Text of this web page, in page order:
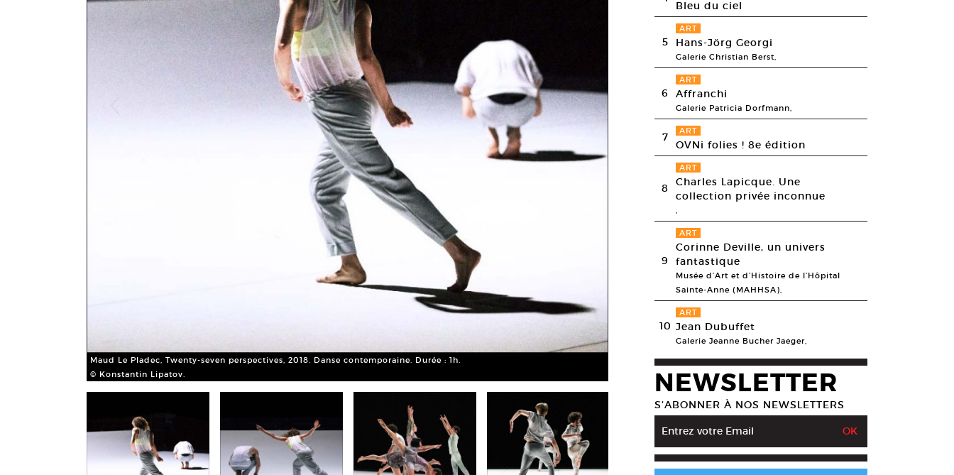
Maud Le Pladec, Twenty-seven perspectives, 2018. Danse contemporaine. Durée : 1h.
© Konstantin Lipatov.
Maud Le Pladec, Twenty-seven perspectives, 2018. Danse contemporaine.
© Konstantin Lipatov.
Bleu du ciel
5
ART
Hans-Jörg Georgi
Galerie Christian Berst,
6
ART
Affranchi
Galerie Patricia Dorfmann,
7 ART
OVNi folies ! 8e édition
8
ART
Charles Lapicque. Une
collection privée inconnue
,
9
ART
Corinne Deville, un univers
fantastique
Musée d’Art et d’Histoire de l’Hôpital
Sainte-Anne (MAHHSA),
10
ART
Jean Dubuffet
Galerie Jeanne Bucher Jaeger,
NEWSLETTER
S’ABONNER À NOS NEWSLETTERS